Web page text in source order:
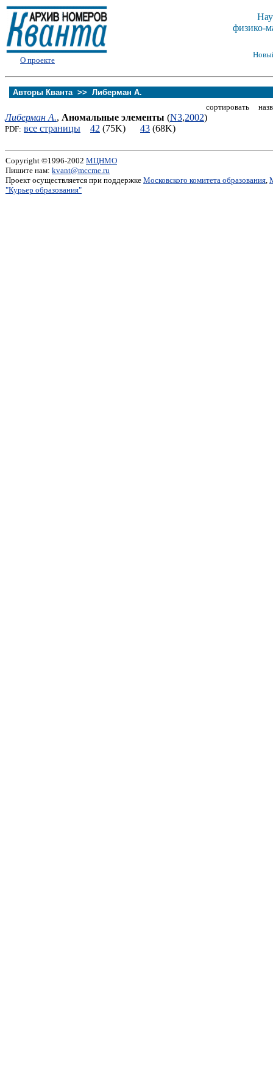
О проекте
физико-
Авторы Кванта >> Либерман А.
сортировать
Либерман А., Аномальные элементы (N3,2002)
PDF: все страницы 42 (75K) 43 (68K)
Copyright ©1996-2002 МЦНМО
Пишите нам: kvant@mccme.ru
Проект осуществляется при поддержке Московского комитета образования,
"Курьер образования"